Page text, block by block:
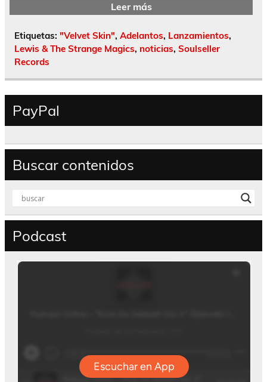
Leer más
Etiquetas: "Velvet Skin", Adelantos, Lanzamientos,
Lewis & The Strange Magics, noticias, Soulseller
Records
PayPal
Buscar contenidos
Podcast